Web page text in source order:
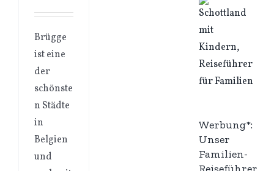
Brügge
ist eine
der
schönste
n Städte
in
Belgien
und
Werbung*:
Unser
Familien-